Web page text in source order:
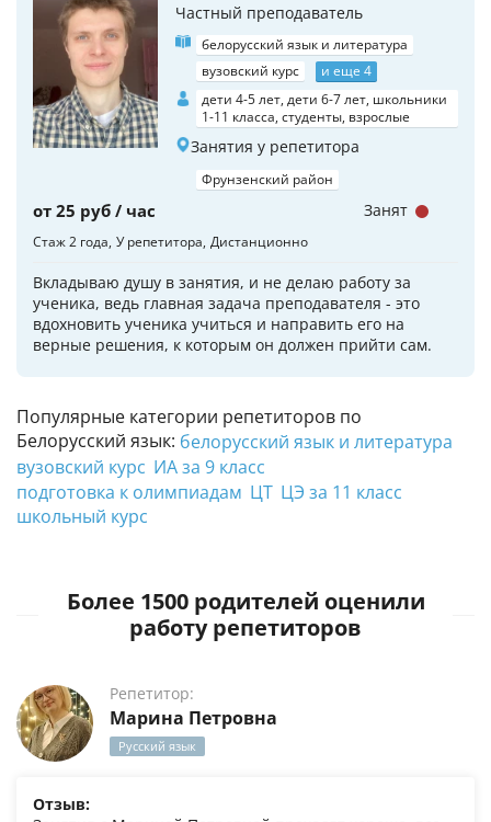
Популярные категории репетиторов по
Белорусский язык: белорусский язык и литература
вузовский курс ИА за 9 класс
подготовка к олимпиадам ЦТ ЦЭ за 11 класс
школьный курс
Частный преподаватель
белорусский язык и литература
вузовский курс
и еще 4
дети 4-5 лет, дети 6-7 лет, школьники
1-11 класса, студенты, взрослые
Занятия у репетитора
Фрунзенский район
от 25 руб / час
Стаж 2 года У репетитора Дистанционно
Вкладываю душу в занятия, и не делаю работу за
ученика, ведь главная задача преподавателя - это
вдохновить ученика учиться и направить его на
верные решения, к которым он должен прийти сам.
Занят
Более 1500 родителей оценили
работу репетиторов
Репетитор:
Марина Петровна
Русский язык
Отзыв: